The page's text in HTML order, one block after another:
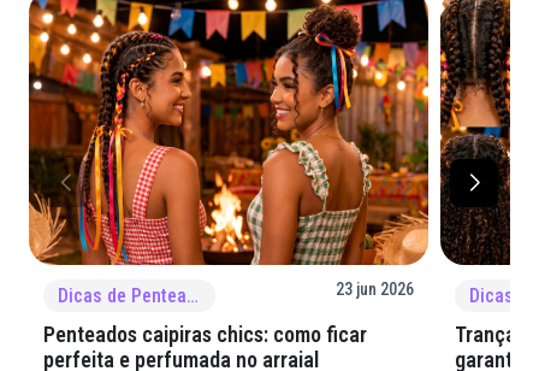
Dicas de Penteado 23 jun 2026
Penteados caipiras chics: como ficar
perfeita e perfumada no arraial
Tranças
garantir